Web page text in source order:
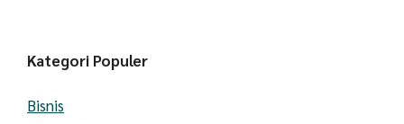
Kategori Populer
Bisnis